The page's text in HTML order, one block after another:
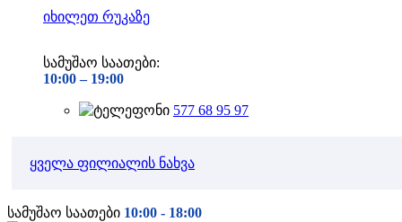
იხილეთ რუკაზე
სამუშაო საათები:
10:00 – 19:00
577 68 95 97
ყველა ფილიალის ნახვა
სამუშაო საათები 10:00 - 18:00